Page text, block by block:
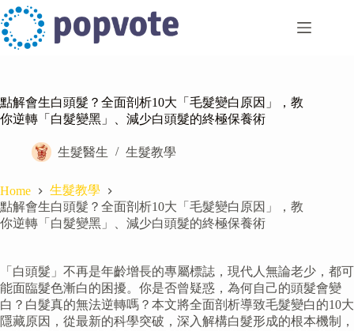
Skip
to
content
點解會生白頭髮？全面剖析10大「毛髮變白原因」，教
你逆轉「白髮變黑」、減少白頭髮的終極保養術
生髮醫生 生髮教學
Home
生髮教學
點解會生白頭髮？全面剖析10大「毛髮變白原因」，教
你逆轉「白髮變黑」、減少白頭髮的終極保養術
「白頭髮」不再是年齡增長的專屬標誌，現代人無論老少，都可
能面臨髮色漸白的困擾。你是否曾疑惑，為何自己的頭髮會變
白？白髮真的無法逆轉嗎？本文將全面剖析導致毛髮變白的10大
隱藏原因，從最新的科學突破，深入解構白髮形成的根本機制，